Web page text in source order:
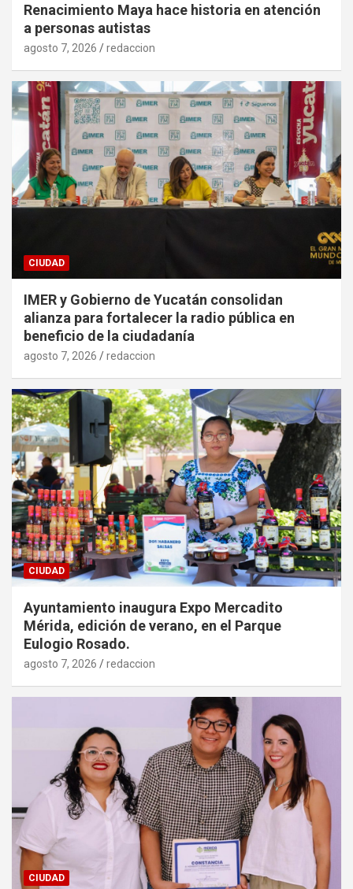
Renacimiento Maya hace historia en atención
a personas autistas
agosto 7, 2026 redaccion
CIUDAD
IMER y Gobierno de Yucatán consolidan
alianza para fortalecer la radio pública en
beneficio de la ciudadanía
agosto 7, 2026 redaccion
CIUDAD
Ayuntamiento inaugura Expo Mercadito
Mérida, edición de verano, en el Parque
Eulogio Rosado.
agosto 7, 2026 redaccion
CIUDAD